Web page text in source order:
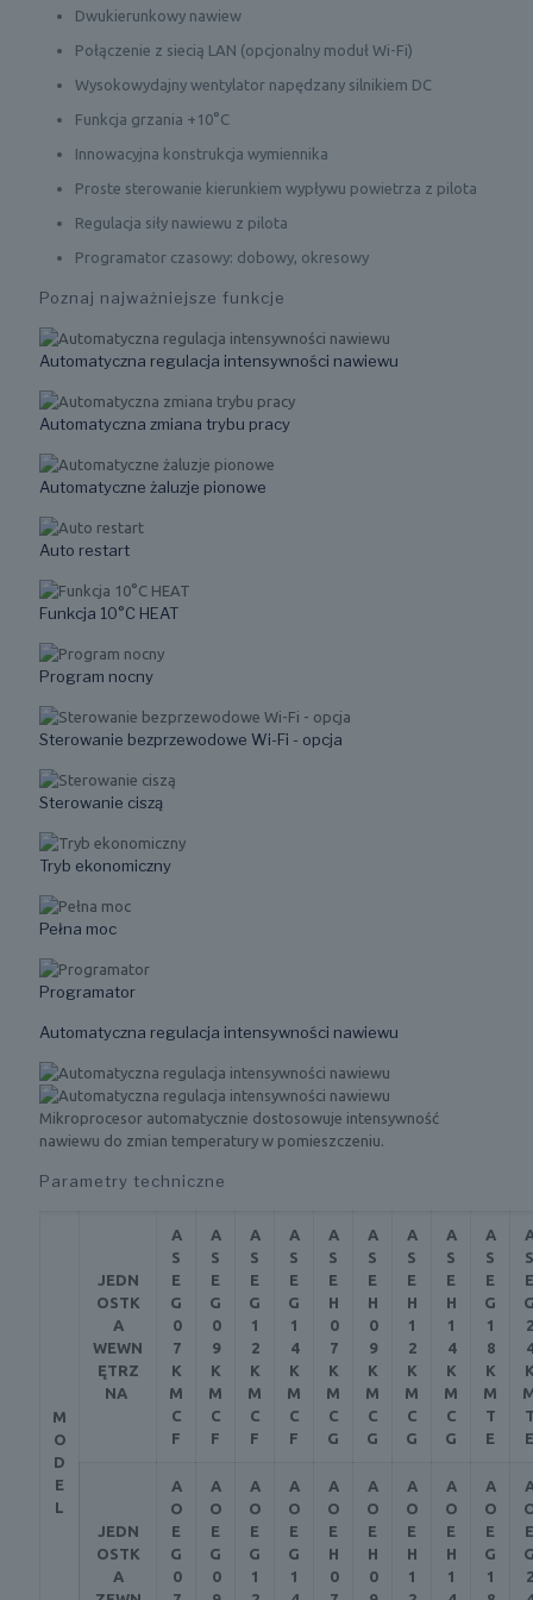
Dwukierunkowy nawiew
Połączenie z siecią LAN (opcjonalny moduł Wi-Fi)
Wysokowydajny wentylator napędzany silnikiem DC
Funkcja grzania +10°C
Innowacyjna konstrukcja wymiennika
Proste sterowanie kierunkiem wypływu powietrza z pilota
Regulacja siły nawiewu z pilota
Programator czasowy: dobowy, okresowy
Poznaj najważniejsze funkcje
Automatyczna regulacja intensywności nawiewu
Automatyczna zmiana trybu pracy
Automatyczne żaluzje pionowe
Auto restart
Funkcja 10°C HEAT
Program nocny
Sterowanie bezprzewodowe Wi-Fi - opcja
Sterowanie ciszą
Tryb ekonomiczny
Pełna moc
Programator
Automatyczna regulacja intensywności nawiewu
Mikroprocesor automatycznie dostosowuje intensywność
nawiewu do zmian temperatury w pomieszczeniu.
Parametry techniczne
M
O
D
E
L
JEDN
OSTK
A
WEWN
ĘTRZ
NA
A
S
E
G
0
7
K
M
C
F
A
S
E
G
0
9
K
M
C
F
A
S
E
G
1
2
K
M
C
F
A
S
E
G
1
4
K
M
C
F
A
S
E
H
0
7
K
M
C
G
A
S
E
H
0
9
K
M
C
G
A
S
E
H
1
2
K
M
C
G
A
S
E
H
1
4
K
M
C
G
A
S
E
G
1
8
K
M
T
E
S
E
2
4
E
JEDN
OSTK
A
A
O
E
G
0
A
O
E
G
0
A
O
E
G
1
A
O
E
G
1
A
O
E
H
0
A
O
E
H
0
A
O
E
H
1
A
O
E
H
1
A
O
E
G
1
E
2